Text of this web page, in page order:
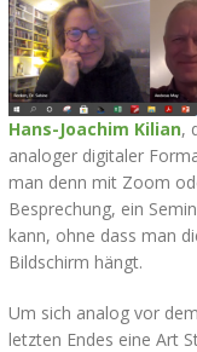
Hans-Joachim Kilian,
analoger digitaler
man denn mit Zoom
Besprechung, ein
kann, ohne dass man
Bildschirm hängt.
Um sich analog vor
letzten Endes eine Art